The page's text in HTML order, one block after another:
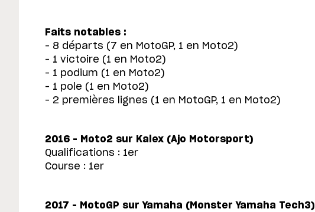
Faits notables :
– 8 départs (7 en MotoGP, 1 en Moto2)
– 1 victoire (1 en Moto2)
– 1 podium (1 en Moto2)
– 1 pole (1 en Moto2)
– 2 premières lignes (1 en MotoGP, 1 en Moto2)
2016 – Moto2 sur Kalex (Ajo Motorsport)
Qualifications : 1er
Course : 1er
2017 – MotoGP sur Yamaha (Monster Yamaha Tech3)